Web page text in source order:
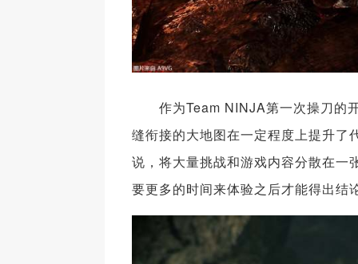
作为Team NINJA第一次操刀的开
缝衔接的大地图在一定程度上提升
说，将大量挑战和游戏内容分散在一
要更多的时间来体验之后才能得出结